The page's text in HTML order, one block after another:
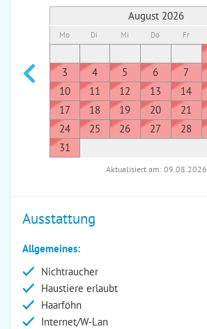
August 2026
Mo Di Mi Do Fr
3
4 5 6 7
10
11 12 13 14
17
18 19 20 21
24
25 26 27 28
31
Aktualisiert am: 09.08.2026
Ausstattung
Allgemeines:
Nichtraucher
Haustiere erlaubt
Haarföhn
Internet/W-Lan